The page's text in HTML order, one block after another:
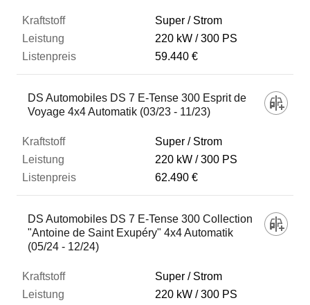
Super / Strom
220 kW
300 PS
59.440 €
DS Automobiles DS 7 E-Tense 300 Esprit de
Voyage 4x4 Automatik (03/23 - 11/23)
Super / Strom
220 kW
300 PS
62.490 €
DS Automobiles DS 7 E-Tense 300 Collection
"Antoine de Saint Exupéry" 4x4 Automatik
(05/24 - 12/24)
Super / Strom
220 kW
300 PS